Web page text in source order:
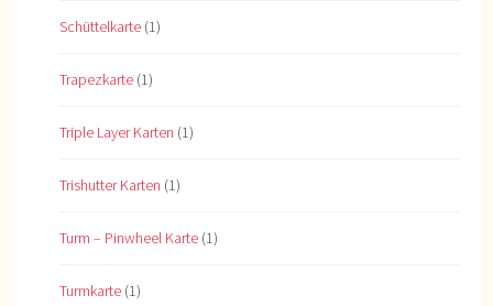
Schüttelkarte (1)
Trapezkarte (1)
Triple Layer Karten (1)
Trishutter Karten (1)
Turm – Pinwheel Karte (1)
Turmkarte (1)